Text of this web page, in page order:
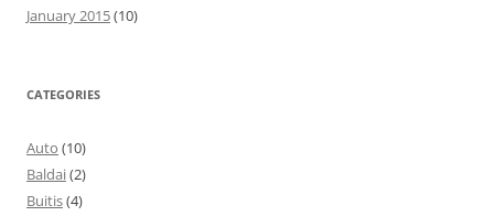
January 2015(10)
CATEGORIES
Auto (10)
Baldai(2)
Buitis(4)